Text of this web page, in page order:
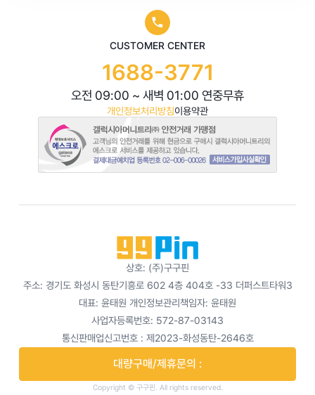
상호: (주)구구핀
주소: 경기도 화성시 동탄기흥로 602 4층 404호 -33 더퍼스트타워3
대표: 윤태원 개인정보관리책임자: 윤태원
사업자등록번호: 572-87-03143
통신판매업신고번호 : 제2023-화성동탄-2646호
대량구매/제휴문의 :
Copyright © 구구핀. All rights reserved.
CUSTOMER CENTER
1688-3771
오전 09:00 ~ 새벽 01:00 연중무휴
개인정보처리방침이용약관